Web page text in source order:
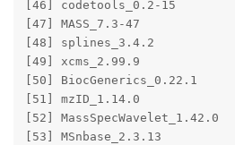
[46] codetools_0.2-15
[47] MASS_7.3-47
[48] splines_3.4.2
[49] xcms_2.99.9
[50] BiocGenerics_0.22.1
[51] mzID_1.14.0
[52] MassSpecWavelet_1.42.0
[53] MSnbase_2.3.13